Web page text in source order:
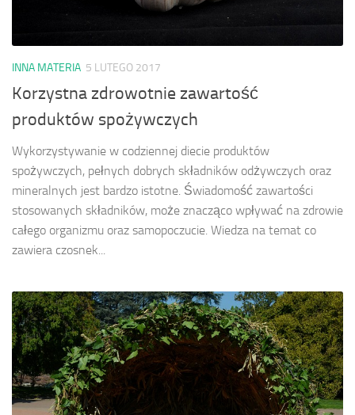
INNA MATERIA 5 LUTEGO 2017
Korzystna zdrowotnie zawartość
produktów spożywczych
Wykorzystywanie w codziennej diecie produktów
spożywczych, pełnych dobrych składników odżywczych oraz
mineralnych jest bardzo istotne. Świadomość zawartości
stosowanych składników, może znacząco wpływać na zdrowie
całego organizmu oraz samopoczucie. Wiedza na temat co
zawiera czosnek...